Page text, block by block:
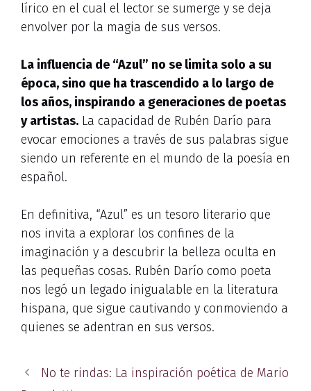
lírico en el cual el lector se sumerge y se deja
envolver por la magia de sus versos.
La influencia de “Azul” no se limita solo a su
época, sino que ha trascendido a lo largo de
los años, inspirando a generaciones de poetas
y artistas. La capacidad de Rubén Darío para
evocar emociones a través de sus palabras sigue
siendo un referente en el mundo de la poesía en
español.
En definitiva, “Azul” es un tesoro literario que
nos invita a explorar los confines de la
imaginación y a descubrir la belleza oculta en
las pequeñas cosas. Rubén Darío como poeta
nos legó un legado inigualable en la literatura
hispana, que sigue cautivando y conmoviendo a
quienes se adentran en sus versos.
No te rindas: La inspiración poética de Mario